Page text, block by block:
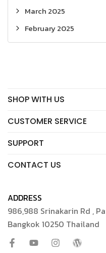
March 2025
February 2025
SHOP WITH US
CUSTOMER SERVICE
SUPPORT
CONTACT US
ADDRESS
986,988 Srinakarin Rd ,
Bangkok 10250 Thailand